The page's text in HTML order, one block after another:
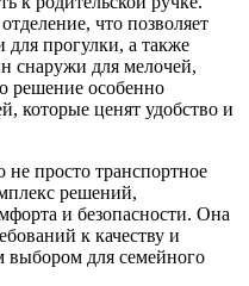
что позволяет
для прогулки, а также
снаружи для мелочей,
решение особенно
которые ценят удобство и
не просто транспортное
решений,
и безопасности. Она
к качеству и
выбором для семейного